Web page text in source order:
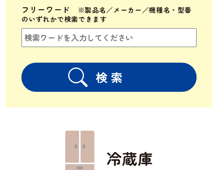
フリーワード
冷蔵庫